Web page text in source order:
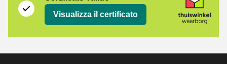
Visualizza il certificato